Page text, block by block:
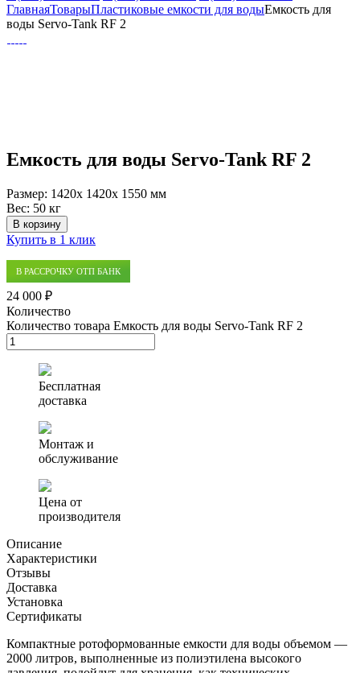
ГлавнаяТоварыПластиковые емкости для водыЕмкость для
воды Servo-Tank RF 2
Емкость для воды Servo-Tank RF 2
Размер: 1420x 1420x 1550 мм
Вес: 50 кг
В корзину
Купить в 1 клик
В РАССРОЧКУ ОТП БАНК
24 000 ₽
Количество
Количество товара Емкость для воды Servo-Tank RF 2
Бесплатная
доставка
Монтаж и
обслуживание
Цена от
производителя
Описание
Характеристики
Отзывы
Доставка
Установка
Сертификаты
Компактные ротоформованные емкости для воды объемом —
2000 литров, выполненные из полиэтилена высокого